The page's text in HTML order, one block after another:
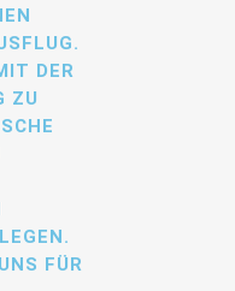
DER
ZU
FÜR